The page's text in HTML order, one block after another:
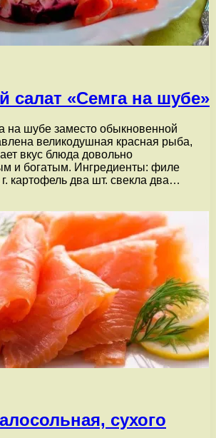
салат «Семга на шубе»
на шубе заместо обыкновенной
великодушная красная рыба,
вкус блюда довольно
и богатым. Ингредиенты: филе
г. картофель два шт. свекла два…
сухого